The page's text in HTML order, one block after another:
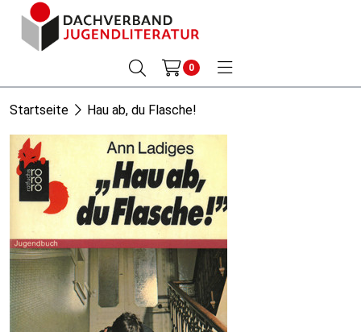
0
Startseite Hau ab, du Flasche!